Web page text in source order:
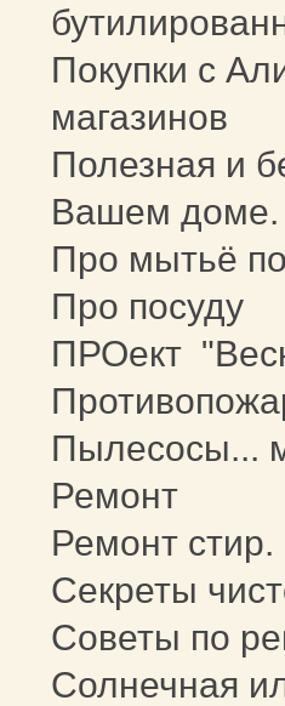
Покупки с
магазинов
Полезная и
Вашем доме.
Про мытьё
Про посуду
ПРОект
Пылесосы...
Ремонт
Ремонт
Секреты
Советы по
Солнечная